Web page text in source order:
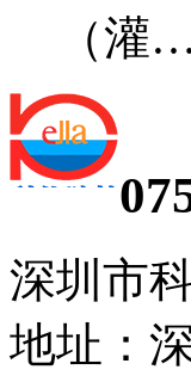
（灌…
深圳市
地址：